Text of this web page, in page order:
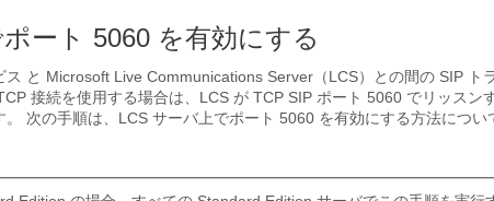
ート 5060 を有効にする
ス と Microsoft Live Communications Server （LCS）との間の SIP ト
接続を使用する場合は、LCS が TCP SIP ポート 5060 でリッスン
次の手順は、LCS サーバ上でポート 5060 を有効にする方法につい